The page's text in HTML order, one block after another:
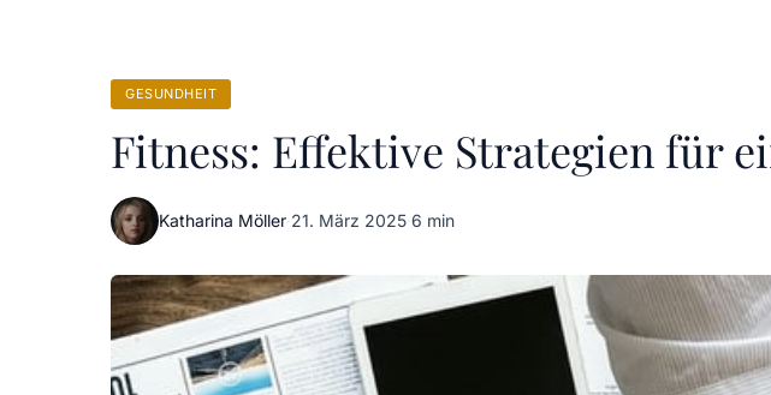
GESUNDHEIT
Fitness: Effektive Strategien für
Katharina Möller·21. März 2025·6 min